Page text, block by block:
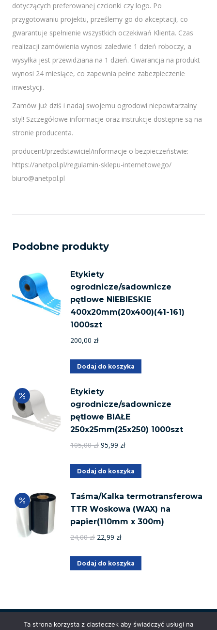
dotyczących preferowanej czcionki czy logo. Po
przygotowaniu projektu, prześlemy go do akceptacji, co
gwarantuje spełnienie wszystkich oczekiwań Klienta. Czas
realizacji zamówienia wynosi zaledwie 1 dzień roboczy, a
wysyłka jest przewidziana na 1 dzień. Gwarancja na produkt
wynosi 24 miesiące, co zapewnia pełne zabezpieczenie
inwestycji.
Zamów już dziś i nadaj swojemu ogrodowi niepowtarzalny
styl! Szczegółowe informacje oraz instrukcje dostępne są na
stronie producenta.
producent/przedstawiciel/informacje o bezpieczeństwie:
https://anetpol.pl/regulamin-sklepu-internetowego/
biuro@anetpol.pl
Podobne produkty
Etykiety
ogrodnicze/sadownicze
pętlowe NIEBIESKIE
400x20mm(20x400)(41-161)
1000szt
200,00 zł
Dodaj do koszyka
Etykiety
ogrodnicze/sadownicze
pętlowe BIAŁE
250x25mm(25x250) 1000szt
105,00zł Pierwotna
wynosiła:
95,99 złAktualna
wynosi:
Dodaj do koszyka
Taśma/Kalka termotransferowa
TTR Woskowa (WAX) na
papier(110mm x 300m)
24,00zł Pierwotna
wynosiła:
22,99 złAktualna
wynosi:
Dodaj do koszyka
Ta strona korzysta z ciasteczek aby świadczyć usługi na